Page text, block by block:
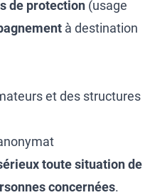
de protection (usage
à destination
et des structures
toute situation de
concernées.